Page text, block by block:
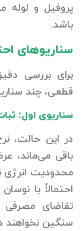
پروفیل و لوله
باشد.
سناریوهای
برای بررسی
قطعی، چند
سناریوی اول:
در این حالت،
باقی می‌ماند،
محدودیت انرژی
احتمالاً با
تقاضای
سنگین